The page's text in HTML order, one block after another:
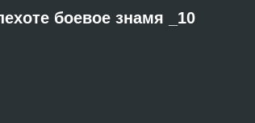
боевое знамя _10